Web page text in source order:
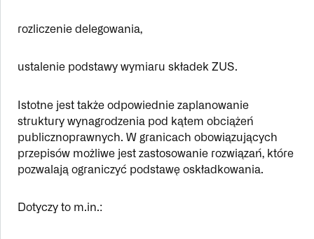
rozliczenie delegowania,
ustalenie podstawy wymiaru składek ZUS.
Istotne jest także odpowiednie zaplanowanie
struktury wynagrodzenia pod kątem obciążeń
publicznoprawnych. W granicach obowiązujących
przepisów możliwe jest zastosowanie rozwiązań, które
pozwalają ograniczyć podstawę oskładkowania.
Dotyczy to m.in.: